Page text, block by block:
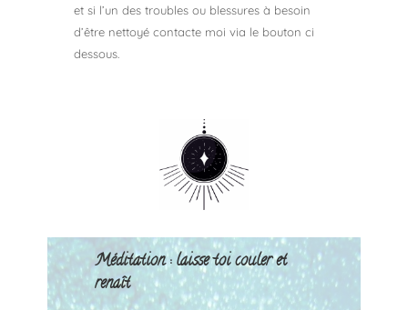
et si l’un des troubles ou blessures à besoin
d’être nettoyé contacte moi via le bouton ci
dessous.
Méditation : laisse toi couler et
renaît